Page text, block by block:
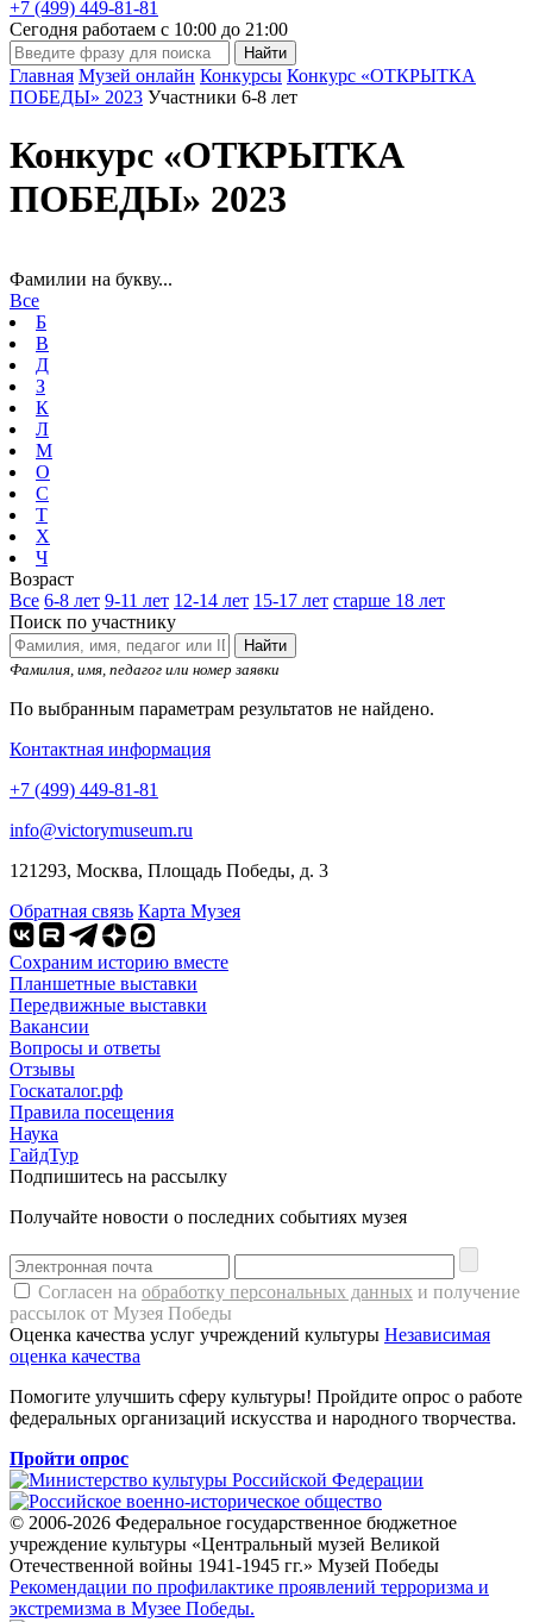
+7 (499) 449-81-81
Сегодня работаем с 10:00 до 21:00
Главная Музей онлайн Конкурсы Конкурс «ОТКРЫТКА
ПОБЕДЫ» 2023 Участники 6-8 лет
Конкурс «ОТКРЫТКА
ПОБЕДЫ» 2023
Фамилии на букву...
Все
Б
В
Д
З
К
Л
М
О
С
Т
Х
Ч
Возраст
Все 6-8 лет 9-11 лет 12-14 лет 15-17 лет старше 18 лет
Поиск по участнику
Найти
Фамилия, имя, педагог или номер заявки
По выбранным параметрам результатов не найдено.
Контактная информация
+7 (499) 449-81-81
info@victorymuseum.ru
121293, Москва, Площадь Победы, д. 3
Обратная связь Карта Музея
Сохраним историю вместе
Планшетные выставки
Передвижные выставки
Вакансии
Вопросы и ответы
Отзывы
Госкаталог.рф
Правила посещения
Наука
ГайдТур
Подпишитесь на рассылку
Получайте новости о последних событиях музея
Согласен на обработку персональных данных и получение
рассылок от Музея Победы
Оценка качества услуг учреждений культуры Независимая
оценка качества
Помогите улучшить сферу культуры! Пройдите опрос о работе
федеральных организаций искусства и народного творчества.
Пройти опрос
© 2006-2026 Федеральное государственное бюджетное
учреждение культуры «Центральный музей Великой
Отечественной войны 1941-1945 гг.» Музей Победы
Рекомендации по профилактике проявлений терроризма и
экстремизма в Музее Победы.